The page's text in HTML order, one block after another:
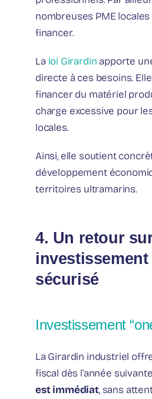
nombreuses PME
financer.
La loi Girardin apporte
directe à ces besoins.
financer du matériel
charge excessive pour
locales.
Ainsi, elle soutient
développement
territoires ultramarins.
4. Un retour
sécurisé
Investissement
La Girardin industriel
fiscal dès l’année
est immédiat, sans